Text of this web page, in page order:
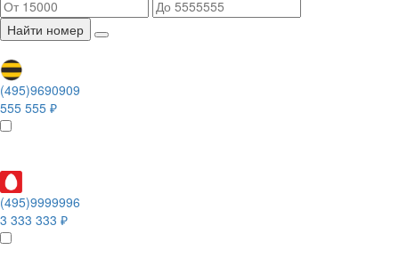
Найти номер
(495)9690909
555 555 ₽
(495)9999996
3 333 333 ₽